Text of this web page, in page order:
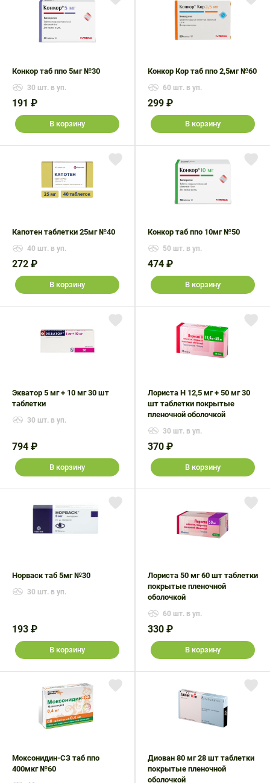
Конкор таб ппо 5мг №30
30 шт. в уп.
191 ₽
В корзину
Конкор Кор таб ппо 2,5мг №60
60 шт. в уп.
299 ₽
В корзину
Капотен таблетки 25мг №40
40 шт. в уп.
272 ₽
В корзину
Конкор таб ппо 10мг №50
50 шт. в уп.
474 ₽
В корзину
Экватор 5 мг + 10 мг 30 шт
таблетки
30 шт. в уп.
794 ₽
В корзину
Лориста Н 12,5 мг + 50 мг 30
шт таблетки покрытые
пленочной оболочкой
30 шт. в уп.
370 ₽
В корзину
Норваск таб 5мг №30
30 шт. в уп.
193 ₽
В корзину
Лориста 50 мг 60 шт таблетки
покрытые пленочной
оболочкой
60 шт. в уп.
330 ₽
В корзину
Моксонидин-СЗ таб ппо
400мкг №60
Диован 80 мг 28 шт таблетки
покрытые пленочной
оболочкой